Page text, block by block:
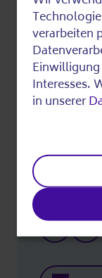
Затраты:
Это
Use
of
data
and
verarbeiten
Einwilligung
Interesses.
in unserer